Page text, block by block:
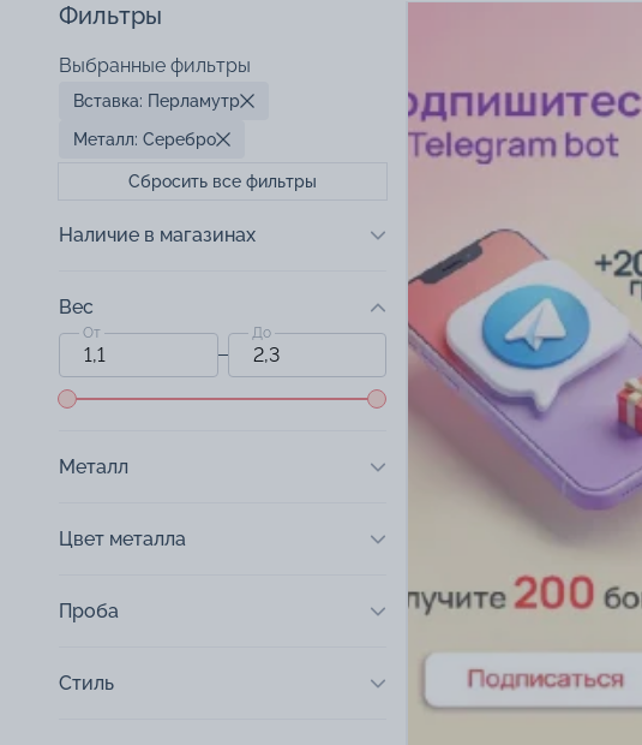
Фильтры
Выбранные фильтры
Вставка: Перламутр
Металл: Серебро
Сбросить все фильтры
Наличие в магазинах
Вес
От До
Металл
Цвет металла
Проба
Стиль